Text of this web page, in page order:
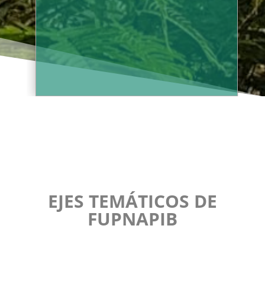
EJES TEMÁTICOS DE
FUPNAPIB